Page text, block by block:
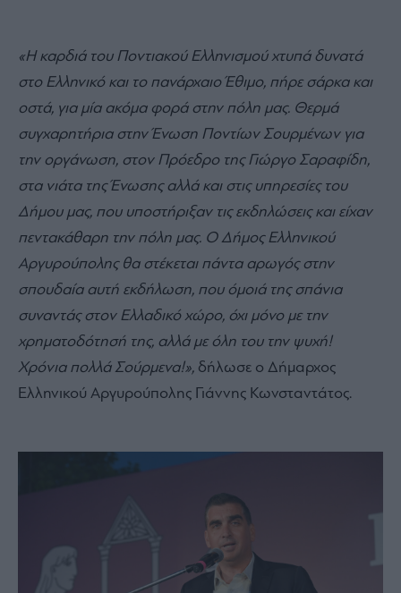
«Η καρδιά του Ποντιακού Ελληνισμού χτυπά δυνατά
στο Ελληνικό και το πανάρχαιο Έθιμο, πήρε σάρκα και
οστά, για μία ακόμα φορά στην πόλη μας. Θερμά
συγχαρητήρια στην Ένωση Ποντίων Σουρμένων για
την οργάνωση, στον Πρόεδρο της Γιώργο Σαραφίδη,
στα νιάτα της Ένωσης αλλά και στις υπηρεσίες του
Δήμου μας, που υποστήριξαν τις εκδηλώσεις και είχαν
πεντακάθαρη την πόλη μας. Ο Δήμος Ελληνικού
Αργυρούπολης θα στέκεται πάντα αρωγός στην
σπουδαία αυτή εκδήλωση, που όμοιά της σπάνια
συναντάς στον Ελλαδικό χώρο, όχι μόνο με την
χρηματοδότησή της, αλλά με όλη του την ψυχή!
Χρόνια πολλά Σούρμενα!», δήλωσε ο Δήμαρχος
Ελληνικού Αργυρούπολης Γιάννης Κωνσταντάτος.